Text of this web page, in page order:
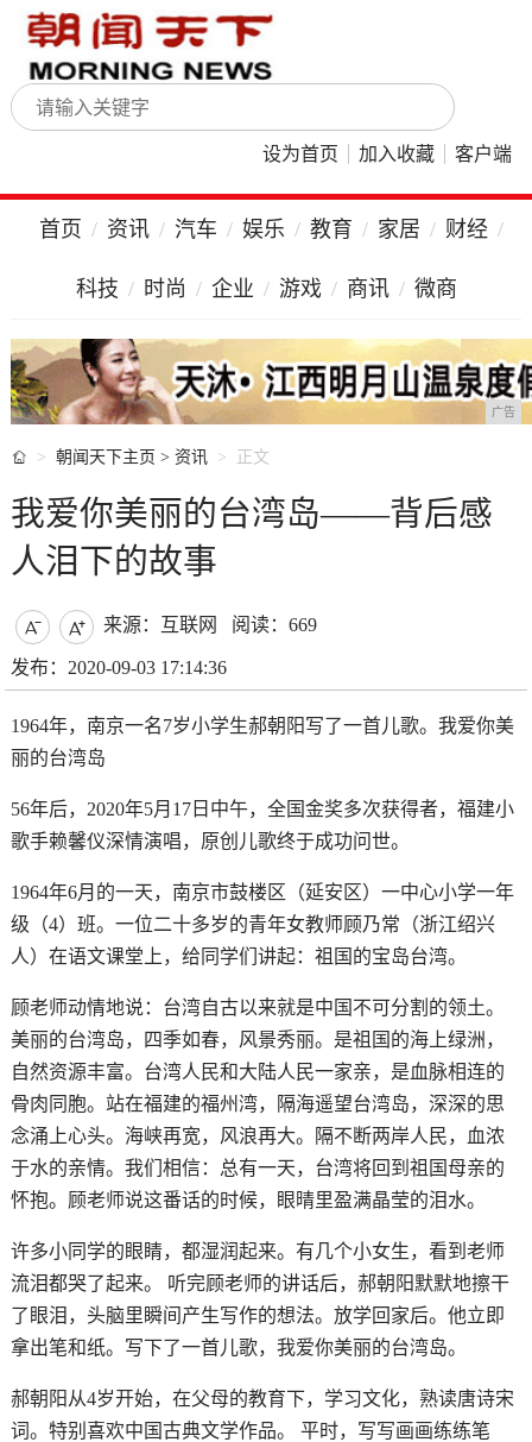
设为首页 加入收藏 客户端
首页 资讯 汽车 娱乐 教育 家居 财经
科技 时尚 企业 游戏 商讯 微商
广告
 朝闻天下主页 > 资讯 正文
我爱你美丽的台湾岛——背后感
人泪下的故事
  来源：互联网 阅读：669
发布：2020-09-03 17:14:36
1964年，南京一名7岁小学生郝朝阳写了一首儿歌。我爱你美
丽的台湾岛
56年后，2020年5月17日中午，全国金奖多次获得者，福建小
歌手赖馨仪深情演唱，原创儿歌终于成功问世。
1964年6月的一天，南京市鼓楼区（延安区）一中心小学一年
级（4）班。一位二十多岁的青年女教师顾乃常（浙江绍兴
人）在语文课堂上，给同学们讲起：祖国的宝岛台湾。
顾老师动情地说：台湾自古以来就是中国不可分割的领土。
美丽的台湾岛，四季如春，风景秀丽。是祖国的海上绿洲，
自然资源丰富。台湾人民和大陆人民一家亲，是血脉相连的
骨肉同胞。站在福建的福州湾，隔海遥望台湾岛，深深的思
念涌上心头。海峡再宽，风浪再大。隔不断两岸人民，血浓
于水的亲情。我们相信：总有一天，台湾将回到祖国母亲的
怀抱。 顾老师说这番话的时候，眼晴里盈满晶莹的泪水。
许多小同学的眼睛，都湿润起来。有几个小女生，看到老师
流泪都哭了起来。 听完顾老师的讲话后，郝朝阳默默地擦干
了眼泪，头脑里瞬间产生写作的想法。放学回家后。他立即
拿出笔和纸。写下了一首儿歌，我爱你美丽的台湾岛。
郝朝阳从4岁开始，在父母的教育下，学习文化，熟读唐诗宋
词。特别喜欢中国古典文学作品。 平时，写写画画练练笔